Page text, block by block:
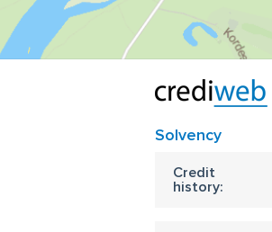
Solvency
Credit
history: